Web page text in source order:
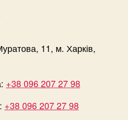
11, м. Харків,
+38 096 207 27 98
+38 096 207 27 98